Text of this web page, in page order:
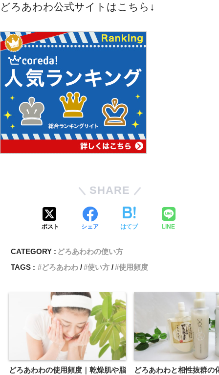
どろあわわ公式サイトはこちら↓
SHARE
ポスト シェア はてブ LINE
CATEGORY : どろあわわの使い方
TAGS :
どろあわわ 使い方 使用頻度
どろあわわの使用頻度｜乾燥肌や脂
どろあわわと相性抜群の